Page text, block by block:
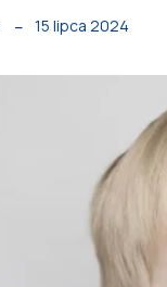
15 lipca 2024